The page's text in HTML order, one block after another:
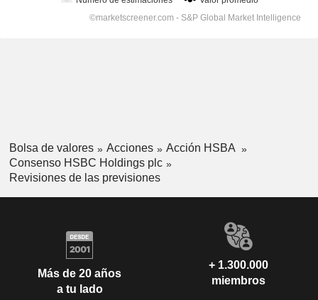
Bolsa de valores Acciones
Acción HSBA
Consenso HSBC Holdings plc
Revisiones de las previsiones
Más de 20 años
a tu lado
+ 1.300.000
miembros